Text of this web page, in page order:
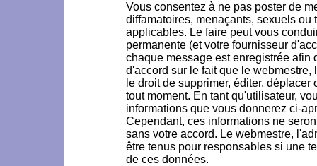
Vous consentez à ne pas poster de
diffamatoires, menaçants, sexuels
applicables. Le faire peut vous
permanente (et votre fournisseur
chaque message est enregistrée afin
d'accord sur le fait que le
le droit de supprimer, éditer,
tout moment. En tant qu'utilisateur,
informations que vous donnerez ci-
Cependant, ces informations ne
sans votre accord. Le webmestre,
être tenus pour responsables si une
de ces données.